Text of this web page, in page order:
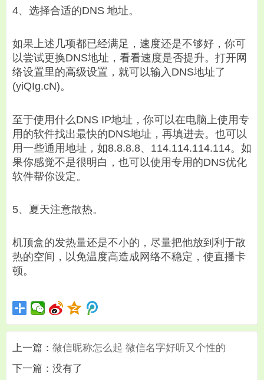
4、选择合适的DNS 地址。
如果上述几项都已经满足，速度还是不够好，你可
以尝试更换DNS地址，看看速度是否提升。打开网
络设置里的高级设置，就可以输入DNS地址了
(yiQIg.cN)。
至于使用什么DNS IP地址，你可以在电脑上使用专
用的软件找出最快的DNS地址，再填进去。也可以
用一些通用地址，如8.8.8.8、114.114.114.114。如
果你感觉不是很明白，也可以使用专用的DNS优化
软件帮你设定。
5、夏天注意散热。
机顶盒的发热量还是不小的，尽量把他放到利于散
热的空间，以免温度高造成网络不稳定，使直播卡
顿。
上一篇： 微信昵称怎么起 微信名字好听又个性的
下一篇：没有了